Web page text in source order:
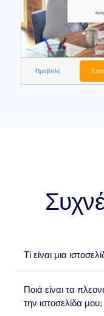
Προβολή
Τί είναι μια
Ποιά είναι τα
την ιστοσελίδα μου;